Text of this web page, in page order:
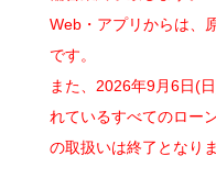
Web・アプリからは、
です。
また、2026年9月6日(
れているすべてのロー
の取扱いは終了となりま